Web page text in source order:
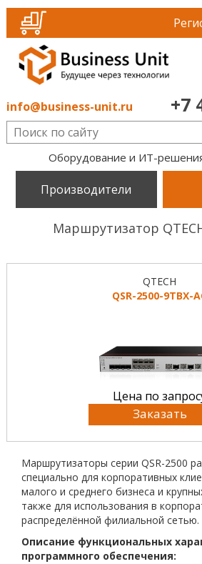
info@business-unit.ru +7
Оборудование и ИТ-
Производители
Маршрутизатор
QTECH
QSR-2500-9TBX-
Цена по
Заказать
Маршрутизаторы серии QSR-2500
специально для корпоративных
малого и среднего бизнеса и
также для использования в
распределённой филиальной сетью.
Описание функциональных
программного обеспечения: